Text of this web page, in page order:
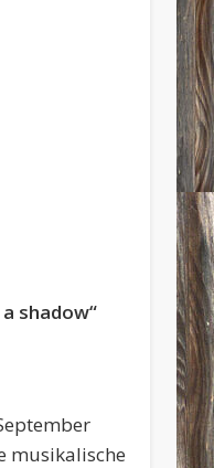
shadow“
musikalische